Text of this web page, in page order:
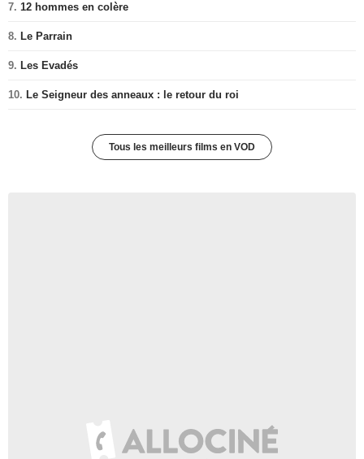
7. 12 hommes en colère
8. Le Parrain
9. Les Evadés
10. Le Seigneur des anneaux : le retour du roi
Tous les meilleurs films en VOD